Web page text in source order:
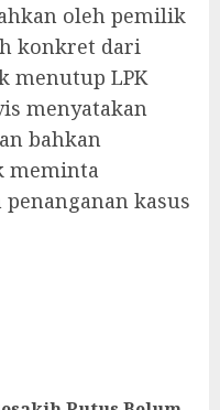
oleh pemilik
konkret dari
menutup LPK
menyatakan
bahkan
meminta
kasus